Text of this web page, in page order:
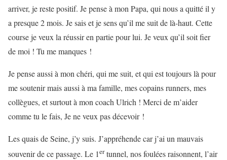
arriver, je reste positif. Je pense à mon Papa, qui nous a quitté il y
a presque 2 mois. Je sais et je sens qu’il me suit de là-haut. Cette
course je veux la réussir en partie pour lui. Je veux qu’il soit fier
de moi ! Tu me manques !
Je pense aussi à mon chéri, qui me suit, et qui est toujours là pour
me soutenir mais aussi à ma famille, mes copains runners, mes
collègues, et surtout à mon coach Ulrich ! Merci de m’aider
comme tu le fais, Je ne veux pas décevoir !
Les quais de Seine, j’y suis. J’appréhende car j’ai un mauvais
souvenir de ce passage. Le 1ertunnel, nos foulées raisonnent, l’air